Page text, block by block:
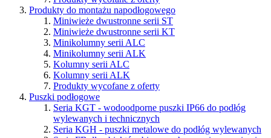
Produkty do montażu napodłogowego
Miniwieże dwustronne serii ST
Miniwieże dwustronne serii KT
Minikolumny serii ALC
Minikolumny serii ALK
Kolumny serii ALC
Kolumny serii ALK
Produkty wycofane z oferty
Puszki podłogowe
Seria KGT - wodoodporne puszki IP66 do podłóg
wylewanych i technicznych
Seria KGH - puszki metalowe do podłóg wylewanych